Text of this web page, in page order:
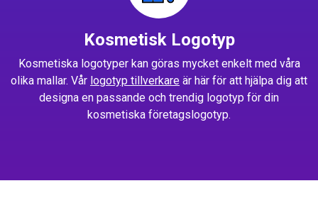
Kosmetisk Logotyp
Kosmetiska logotyper kan göras mycket enkelt med våra
olika mallar. Vår logotyp tillverkare är här för att hjälpa dig att
designa en passande och trendig logotyp för din
kosmetiska företagslogotyp.